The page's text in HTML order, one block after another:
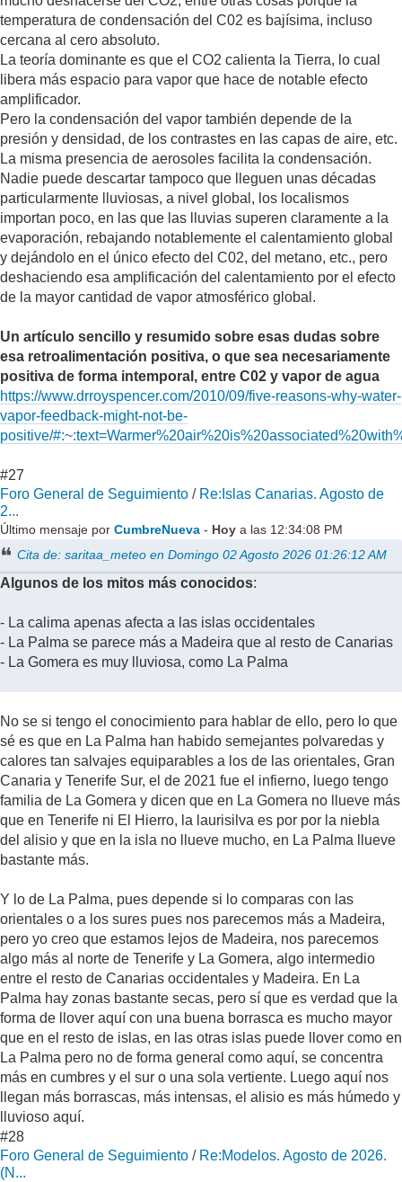
temperatura de condensación del C02 es bajísima, incluso
cercana al cero absoluto.
La teoría dominante es que el CO2 calienta la Tierra, lo cual
libera más espacio para vapor que hace de notable efecto
amplificador.
Pero la condensación del vapor también depende de la
presión y densidad, de los contrastes en las capas de aire, etc.
La misma presencia de aerosoles facilita la condensación.
Nadie puede descartar tampoco que lleguen unas décadas
particularmente lluviosas, a nivel global, los localismos
importan poco, en las que las lluvias superen claramente a la
evaporación, rebajando notablemente el calentamiento global
y dejándolo en el único efecto del C02, del metano, etc., pero
deshaciendo esa amplificación del calentamiento por el efecto
de la mayor cantidad de vapor atmosférico global.
Un artículo sencillo y resumido sobre esas dudas sobre
esa retroalimentación positiva, o que sea necesariamente
positiva de forma intemporal, entre C02 y vapor de agua
https://www.drroyspencer.com/2010/09/five-reasons-why-water-
vapor-feedback-might-not-be-
positive/
#27
Foro General de Seguimiento / Re:Islas Canarias. Agosto de
2...
Último mensaje por CumbreNueva - Hoy a las 12:34:08 PM
Cita de: saritaa_meteo en Domingo 02 Agosto 2026 01:26:12 AM
Algunos de los mitos más conocidos:
- La calima apenas afecta a las islas occidentales
- La Palma se parece más a Madeira que al resto de Canarias
- La Gomera es muy lluviosa, como La Palma
No se si tengo el conocimiento para hablar de ello, pero lo que
sé es que en La Palma han habido semejantes polvaredas y
calores tan salvajes equiparables a los de las orientales, Gran
Canaria y Tenerife Sur, el de 2021 fue el infierno, luego tengo
familia de La Gomera y dicen que en La Gomera no llueve más
que en Tenerife ni El Hierro, la laurisilva es por por la niebla
del alisio y que en la isla no llueve mucho, en La Palma llueve
bastante más.
Y lo de La Palma, pues depende si lo comparas con las
orientales o a los sures pues nos parecemos más a Madeira,
pero yo creo que estamos lejos de Madeira, nos parecemos
algo más al norte de Tenerife y La Gomera, algo intermedio
entre el resto de Canarias occidentales y Madeira. En La
Palma hay zonas bastante secas, pero sí que es verdad que la
forma de llover aquí con una buena borrasca es mucho mayor
que en el resto de islas, en las otras islas puede llover como en
La Palma pero no de forma general como aquí, se concentra
más en cumbres y el sur o una sola vertiente. Luego aquí nos
llegan más borrascas, más intensas, el alisio es más húmedo y
lluvioso aquí.
#28
Foro General de Seguimiento / Re:Modelos. Agosto de 2026.
(N...